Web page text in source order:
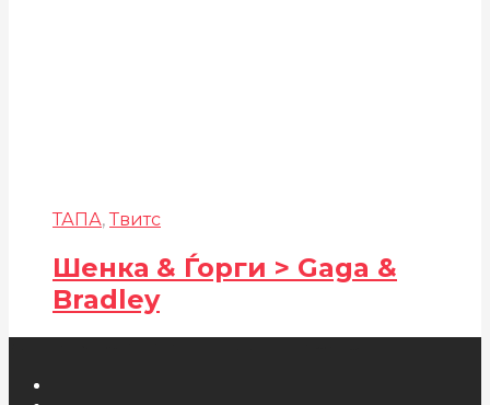
ТАПА, Твитс
Шенка & Ѓорги > Gaga &
Bradley